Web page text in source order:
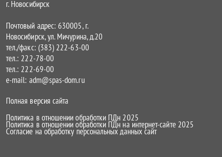
г. Новосибирск
Почтовый адрес: 630005, г.
Новосибирск, ул. Мичурина, д.20
тел./факс: (383) 222-63-00
тел.: 222-78-00
тел.: 222-69-00
e-mail: adm@spas-dom.ru
Полная версия сайта
Политика в отношении обработки ПДн 2025
Политика в отношении обработки ПДн на интернет-сайте 2025
Согласие на обработку персональных данных сайт